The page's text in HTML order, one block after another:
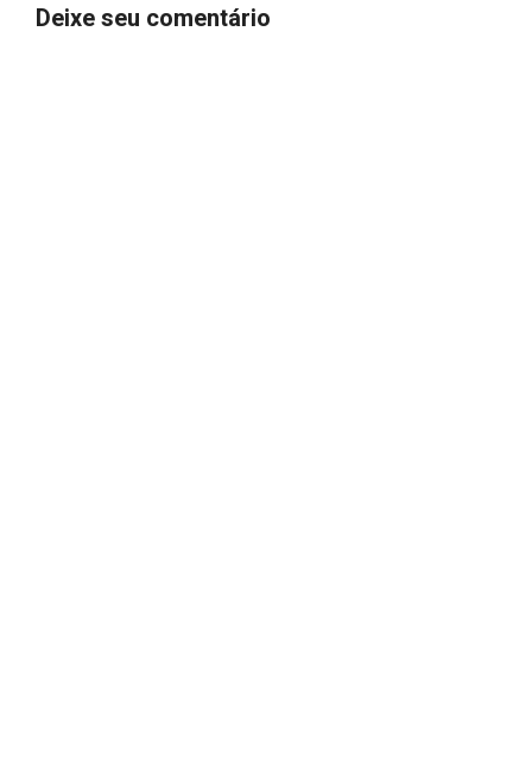
Deixe seu comentário